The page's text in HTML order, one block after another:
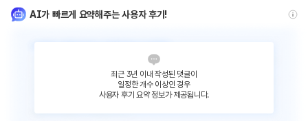
AI가 빠르게 요약해주는 사용자 후기!
최근 3년 이내 작성된 댓글이
일정한 개수 이상인 경우
사용자 후기 요약 정보가 제공됩니다.